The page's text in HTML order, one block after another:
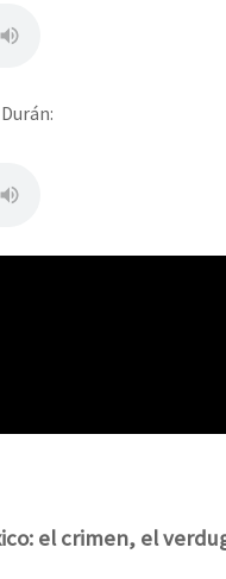
el crimen, el